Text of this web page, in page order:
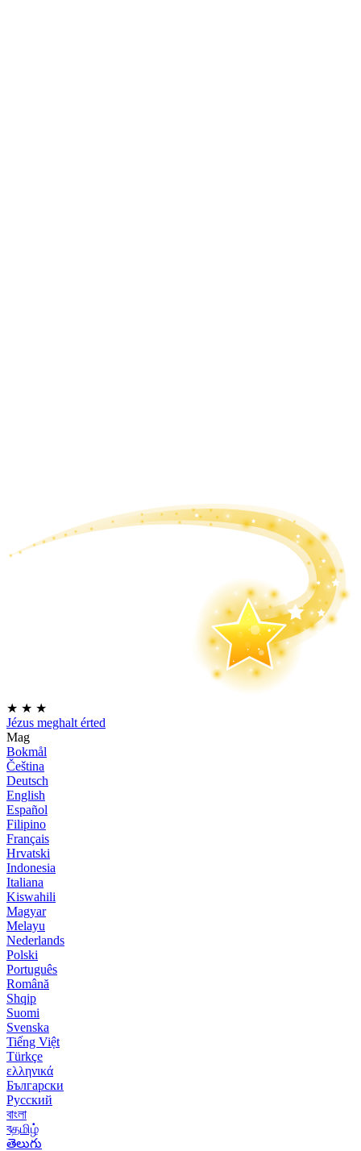
★ ★ ★
Jézus meghalt érted
Mag
Bokmål
Čeština
Deutsch
English
Español
Filipino
Français
Hrvatski
Indonesia
Italiana
Kiswahili
Magyar
Melayu
Nederlands
Polski
Português
Română
Shqip
Suomi
Svenska
Tiếng Việt
Türkçe
ελληνικά
Български
Русский
বাংলা
বதமிழ்
తెలుగు